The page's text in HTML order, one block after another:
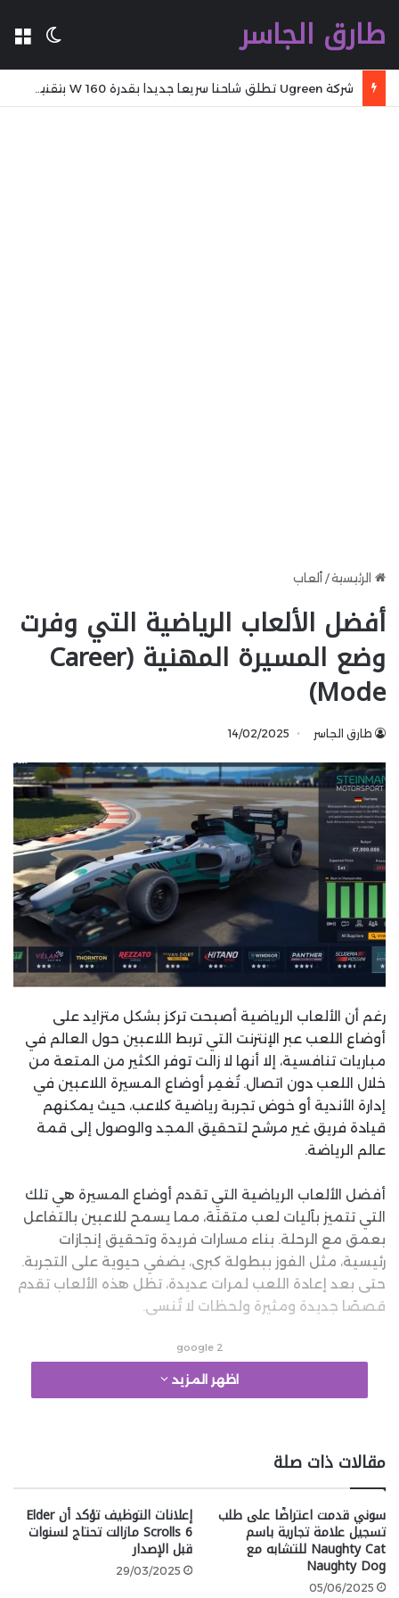
طارق الجاسر
شركة Ugreen تطلق شاحنا سريعا جديدا بقدرة 160 W بتقنية GaN مع تقنية WiFi وكابل مدمج وشاشة
الرئيسية/ ألعاب
أفضل الألعاب الرياضية التي وفرت
وضع المسيرة المهنية (Career
Mode)
طارق الجاسر 14/02/2025
رغم أن الألعاب الرياضية أصبحت تركز بشكل متزايد على
أوضاع اللعب عبر الإنترنت التي تربط اللاعبين حول العالم في
مباريات تنافسية، إلا أنها لا زالت توفر الكثير من المتعة من
خلال اللعب دون اتصال. تُغمِر أوضاع المسيرة اللاعبين في
إدارة الأندية أو خوض تجربة رياضية كلاعب، حيث يمكنهم
قيادة فريق غير مرشح لتحقيق المجد والوصول إلى قمة
عالم الرياضة.
أفضل الألعاب الرياضية التي تقدم أوضاع المسيرة هي تلك
التي تتميز بآليات لعب متقنَة، مما يسمح للاعبين بالتفاعل
بعمق مع الرحلة. بناء مسارات فريدة وتحقيق إنجازات
رئيسية، مثل الفوز ببطولة كبرى، يضفي حيوية على التجربة.
حتى بعد إعادة اللعب لمرات عديدة، تظل هذه الألعاب تقدم
قصصًا جديدة ومثيرة ولحظات لا تُنسى.
google 2
لعبة رائعة لعشاق رياضات المحركات
اظهر المزيد
مقالات ذات صلة
سوني قدمت اعتراضًا على طلب
تسجيل علامة تجارية باسم
Naughty Cat للتشابه مع
Naughty Dog
05/06/2025
إعلانات التوظيف تؤكد أن Elder
Scrolls 6 مازالت تحتاج لسنوات
قبل الإصدار
29/03/2025